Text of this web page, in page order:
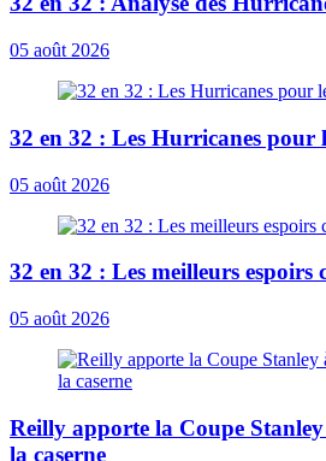
05 août 2026
32 en 32 : Les Hurricanes pour
05 août 2026
32 en 32 : Les meilleurs espoirs
05 août 2026
Reilly apporte la Coupe
la caserne